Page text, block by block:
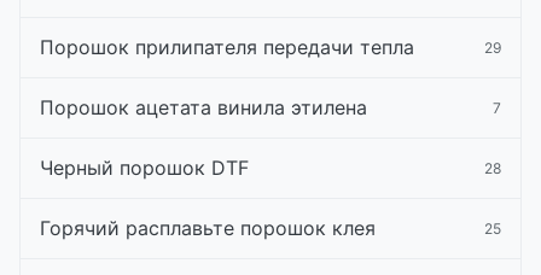
Порошок прилипателя передачи тепла 29
Порошок ацетата винила этилена 7
Черный порошок DTF 28
Горячий расплавьте порошок клея 25